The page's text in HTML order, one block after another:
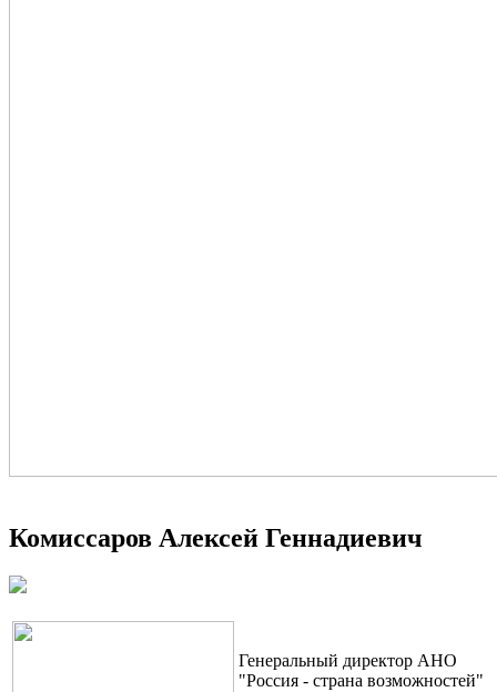
Комиссаров Алексей Геннадиевич
Генеральный директор АНО
"Россия - страна возможностей"